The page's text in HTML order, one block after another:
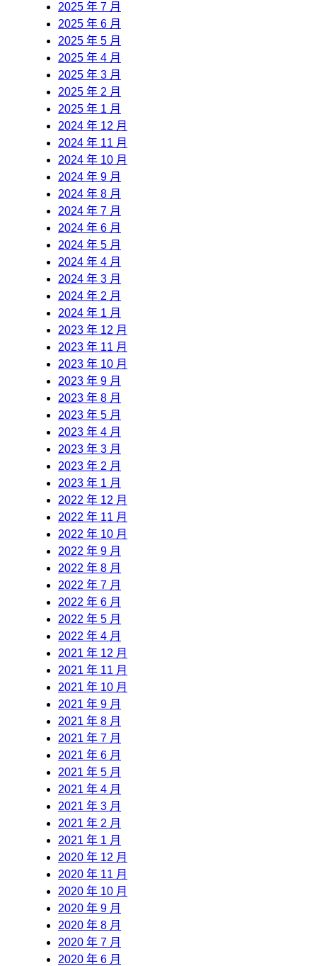
2025 年 7 月
2025 年 6 月
2025 年 5 月
2025 年 4 月
2025 年 3 月
2025 年 2 月
2025 年 1 月
2024 年 12 月
2024 年 11 月
2024 年 10 月
2024 年 9 月
2024 年 8 月
2024 年 7 月
2024 年 6 月
2024 年 5 月
2024 年 4 月
2024 年 3 月
2024 年 2 月
2024 年 1 月
2023 年 12 月
2023 年 11 月
2023 年 10 月
2023 年 9 月
2023 年 8 月
2023 年 5 月
2023 年 4 月
2023 年 3 月
2023 年 2 月
2023 年 1 月
2022 年 12 月
2022 年 11 月
2022 年 10 月
2022 年 9 月
2022 年 8 月
2022 年 7 月
2022 年 6 月
2022 年 5 月
2022 年 4 月
2021 年 12 月
2021 年 11 月
2021 年 10 月
2021 年 9 月
2021 年 8 月
2021 年 7 月
2021 年 6 月
2021 年 5 月
2021 年 4 月
2021 年 3 月
2021 年 2 月
2021 年 1 月
2020 年 12 月
2020 年 11 月
2020 年 10 月
2020 年 9 月
2020 年 8 月
2020 年 7 月
2020 年 6 月